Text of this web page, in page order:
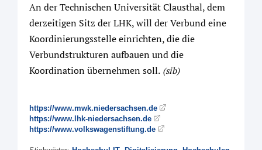
An der Technischen Universität Clausthal, dem
derzeitigen Sitz der LHK, will der Verbund eine
Koordinierungsstelle einrichten, die die
Verbundstrukturen aufbauen und die
Koordination übernehmen soll. (sib)
https://www.mwk.niedersachsen.de
https://www.lhk-niedersachsen.de
https://www.volkswagenstiftung.de